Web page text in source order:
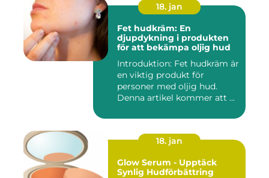
18. jan
Fet hudkräm: En
djupdykning i produkten
för att bekämpa oljig hud
Introduktion: Fet hudkräm är
en viktig produkt för
personer med oljig hud.
Denna artikel kommer att ...
18. jan
Glow Serum - Upptäck
Synlig Hudförbättring